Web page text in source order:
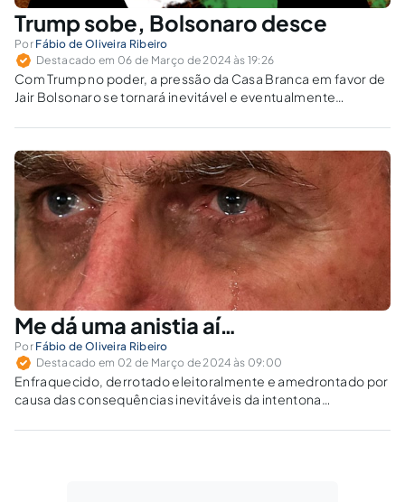
Trump sobe, Bolsonaro desce
Por Fábio de Oliveira Ribeiro
Destacado em 06 de Março de 2024 às 19:26
Com Trump no poder, a pressão da Casa Branca em favor de
Jair Bolsonaro se tornará inevitável e eventualmente
capitão antes da eleição norte-americana.
Me dá uma anistia aí…
Por Fábio de Oliveira Ribeiro
Destacado em 02 de Março de 2024 às 09:00
Enfraquecido, derrotado eleitoralmente e amedrontado por
causa das consequências inevitáveis da intentona